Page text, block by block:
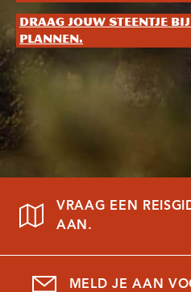
Draag jouw steentje
plannen.
VRAAG EEN
AAN.
MELD JE AAN